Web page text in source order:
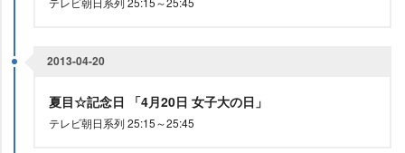
2013-04-20
夏目☆記念日 「4月20日 女子大の日」
テレビ朝日系列 25:15～25:45